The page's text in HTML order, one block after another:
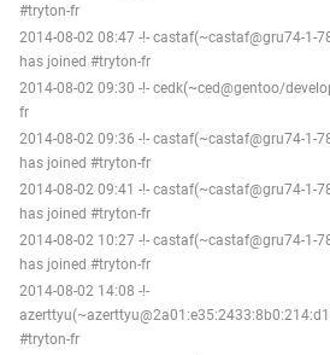
#tryton-fr
2014-08-02 08:47 -!- castaf(~castaf@gru74-1-
has joined #tryton-fr
2014-08-02 09:30 -!- cedk(~ced@gentoo/
fr
2014-08-02 09:36 -!- castaf(~castaf@gru74-1-
has joined #tryton-fr
2014-08-02 09:41 -!- castaf(~castaf@gru74-1-
has joined #tryton-fr
2014-08-02 10:27 -!- castaf(~castaf@gru74-1-
has joined #tryton-fr
2014-08-02 14:08 -!-
#tryton-fr